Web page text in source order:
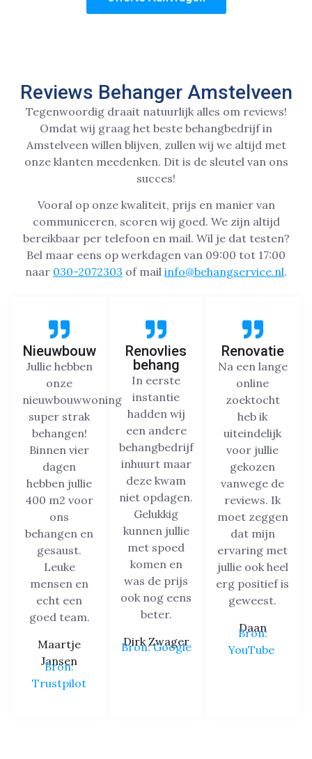
Reviews Behanger Amstelveen
Tegenwoordig draait natuurlijk alles om reviews!
Omdat wij graag het beste behangbedrijf in
Amstelveen willen blijven, zullen wij we altijd met
onze klanten meedenken. Dit is de sleutel van ons
succes!
Vooral op onze kwaliteit, prijs en manier van
communiceren, scoren wij goed. We zijn altijd
bereikbaar per telefoon en mail. Wil je dat testen?
Bel maar eens op werkdagen van 09:00 tot 17:00
naar 030-2072303 of mail info@behangservice.nl.
Nieuwbouw
Jullie hebben
onze
nieuwbouwwoning
super strak
behangen!
Binnen vier
dagen
hebben jullie
400 m2 voor
ons
behangen en
gesaust.
Leuke
mensen en
echt een
goed team.
Maartje
Jansen
Bron:
Trustpilot
Renovlies
behang
In eerste
instantie
hadden wij
een andere
behangbedrijf
inhuurt maar
deze kwam
niet opdagen.
Gelukkig
kunnen jullie
met spoed
komen en
was de prijs
ook nog eens
beter.
Dirk Zwager
Bron: Google
Renovatie
Na een lange
online
zoektocht
heb ik
uiteindelijk
voor jullie
gekozen
vanwege de
reviews. Ik
moet zeggen
dat mijn
ervaring met
jullie ook heel
erg positief is
geweest.
Daan
Bron:
YouTube